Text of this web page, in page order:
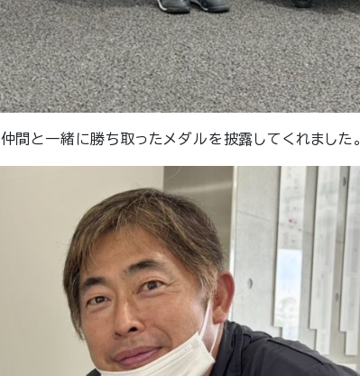
間と一緒に勝ち取ったメダルを披露してくれました。